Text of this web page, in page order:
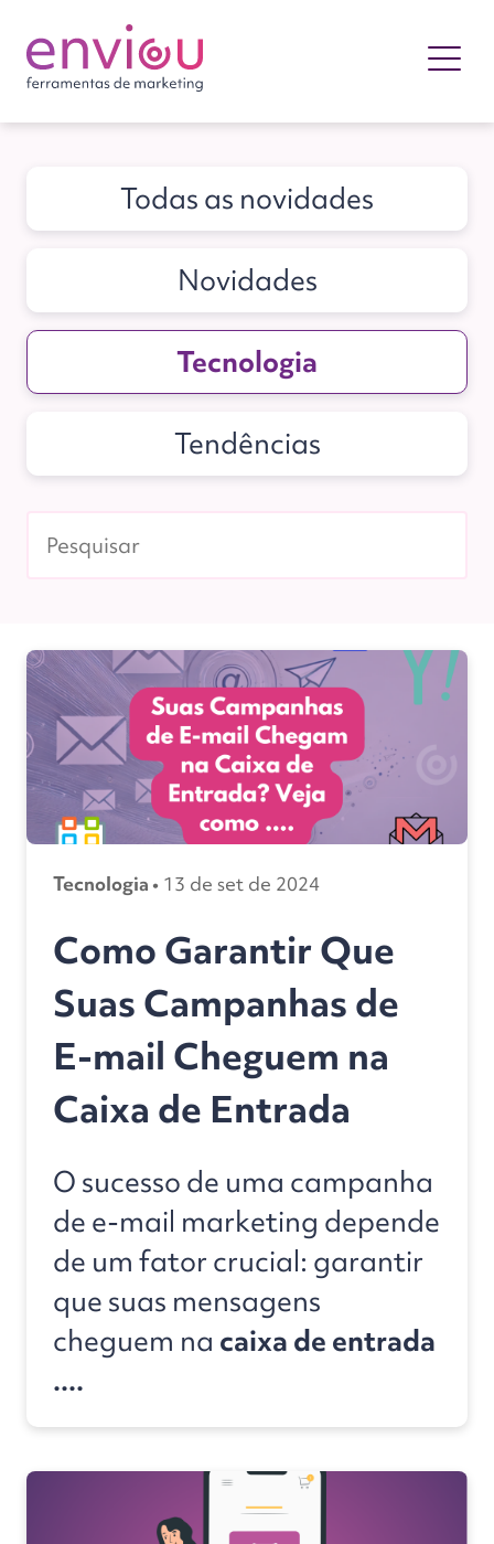
Todas as novidades
Novidades
Tecnologia
Tendências
Tecnologia • 13 de set de 2024
Como Garantir Que
Suas Campanhas de
E-mail Cheguem na
Caixa de Entrada
O sucesso de uma campanha
de e-mail marketing depende
de um fator crucial: garantir
que suas mensagens
cheguem na caixa de entrada
....